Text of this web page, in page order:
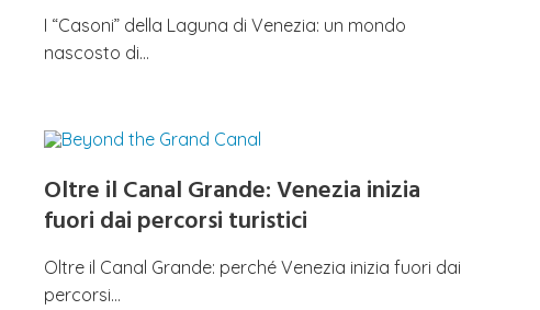
I “Casoni” della Laguna di Venezia: un mondo
nascosto di…
Oltre il Canal Grande: Venezia inizia
fuori dai percorsi turistici
Oltre il Canal Grande: perché Venezia inizia fuori dai
percorsi…